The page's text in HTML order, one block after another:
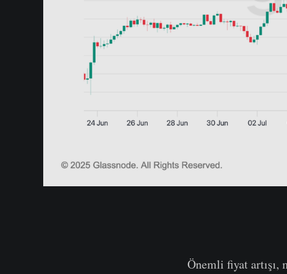
Önemli fiyat artışı,